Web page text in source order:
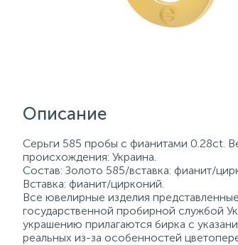
Описание
Серьги 585 пробы с фианитами 0.28ct.
происхождения: Украина.
Состав: Золото 585/вставка: фианит/
Вставка: фианит/цирконий.
Все ювелирные изделия
государственной пробирной службой
украшению прилагаются бирка с
реальных из-за особенностей